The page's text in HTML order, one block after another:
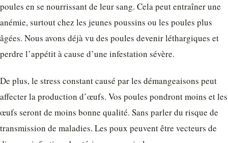
poules en se nourrissant de leur sang. Cela peut entraîner une
anémie, surtout chez les jeunes poussins ou les poules plus
âgées. Nous avons déjà vu des poules devenir léthargiques et
perdre l’appétit à cause d’une infestation sévère.
De plus, le stress constant causé par les démangeaisons peut
affecter la production d’œufs. Vos poules pondront moins et les
œufs seront de moins bonne qualité. Sans parler du risque de
transmission de maladies. Les poux peuvent être vecteurs de